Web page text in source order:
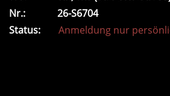
Nr.:
26-S6704
Status:
Anmeldung nur